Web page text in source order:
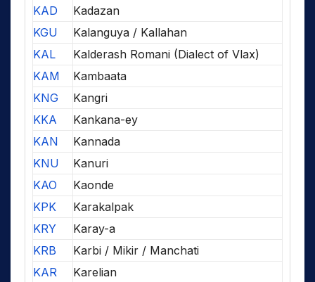
KAD
Kadazan
KGU
Kalanguya / Kallahan
KAL
Kalderash Romani (Dialect of Vlax)
KAM
Kambaata
KNG
Kangri
KKA
Kankana-ey
KAN
Kannada
KNU
Kanuri
KAO
Kaonde
KPK
Karakalpak
KRY
Karay-a
KRB
Karbi / Mikir / Manchati
KAR
Karelian